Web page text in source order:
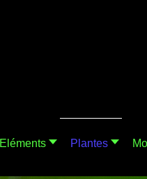
Eléments Plantes